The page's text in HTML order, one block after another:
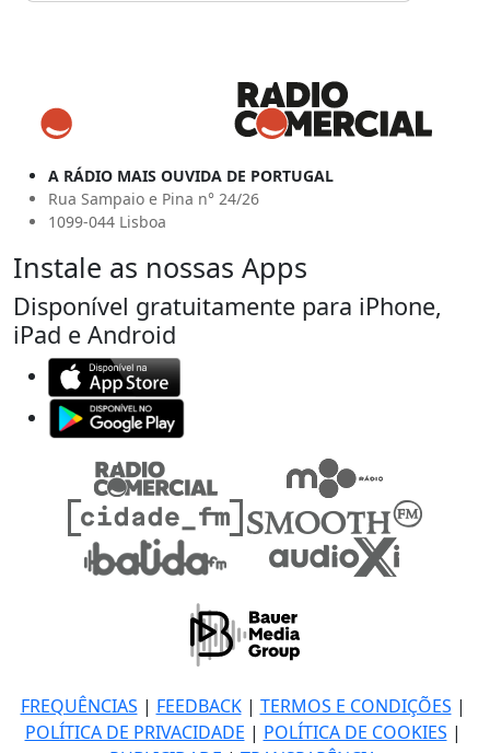
A RÁDIO MAIS OUVIDA DE PORTUGAL
Rua Sampaio e Pina n° 24/26
1099-044 Lisboa
Instale as nossas Apps
Disponível gratuitamente para iPhone,
iPad e Android
FREQUÊNCIAS | FEEDBACK| TERMOS E CONDIÇÕES |
POLÍTICA DE PRIVACIDADE | POLÍTICA DE COOKIES |